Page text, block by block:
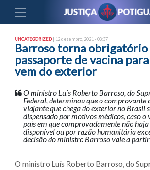
UNCATEGORIZED| 12 dezembro, 2021 - 08:37
Barroso torna obrigatório
passaporte de vacina
vem do exterior
O ministro Luís Roberto Barroso, do
Federal, determinou que o comprovante
viajante que chega do exterior no Brasil
dispensado por motivos médicos, caso o
país em que comprovadamente não
disponível ou por razão humanitária
decisão do ministro Barroso vale a partir
O ministro Luís Roberto Barroso, do